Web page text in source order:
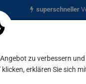
superschneller
zu verbessern
erklären Sie sich